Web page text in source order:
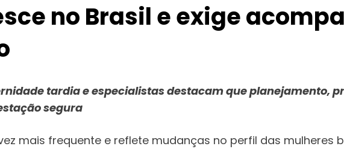
no Brasil e exige
tardia e especialistas destacam que planejamento,
segura
mais frequente e reflete mudanças no perfil das mulheres